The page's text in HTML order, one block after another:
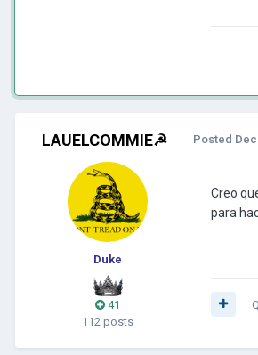
LAUELCOMMIE☭
Duke
41
112 posts
Posted
Creo
para